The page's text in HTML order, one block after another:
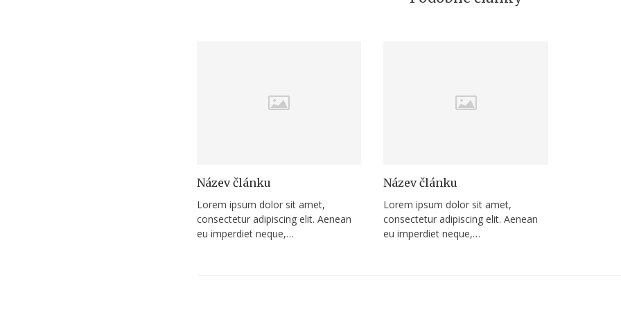
Název článku
Lorem ipsum dolor sit amet,
consectetur adipiscing elit. Aenean
eu imperdiet neque,…
Název článku
Lorem ipsum dolor sit amet,
consectetur adipiscing elit. Aenean
eu imperdiet neque,…